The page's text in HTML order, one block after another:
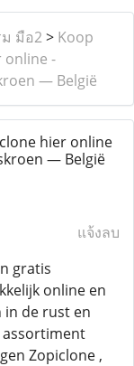
มือ2> Koop
online -
— België
hier online
— België
แจ้งลบ
gratis
online en
in de rust en
assortiment
Zopiclone ,